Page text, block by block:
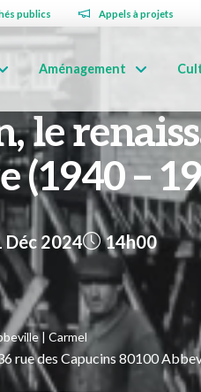
publics Appels à projets
Aménagement
le
–
Déc 2024 14h00
| Carmel
rue des Capucins 80100